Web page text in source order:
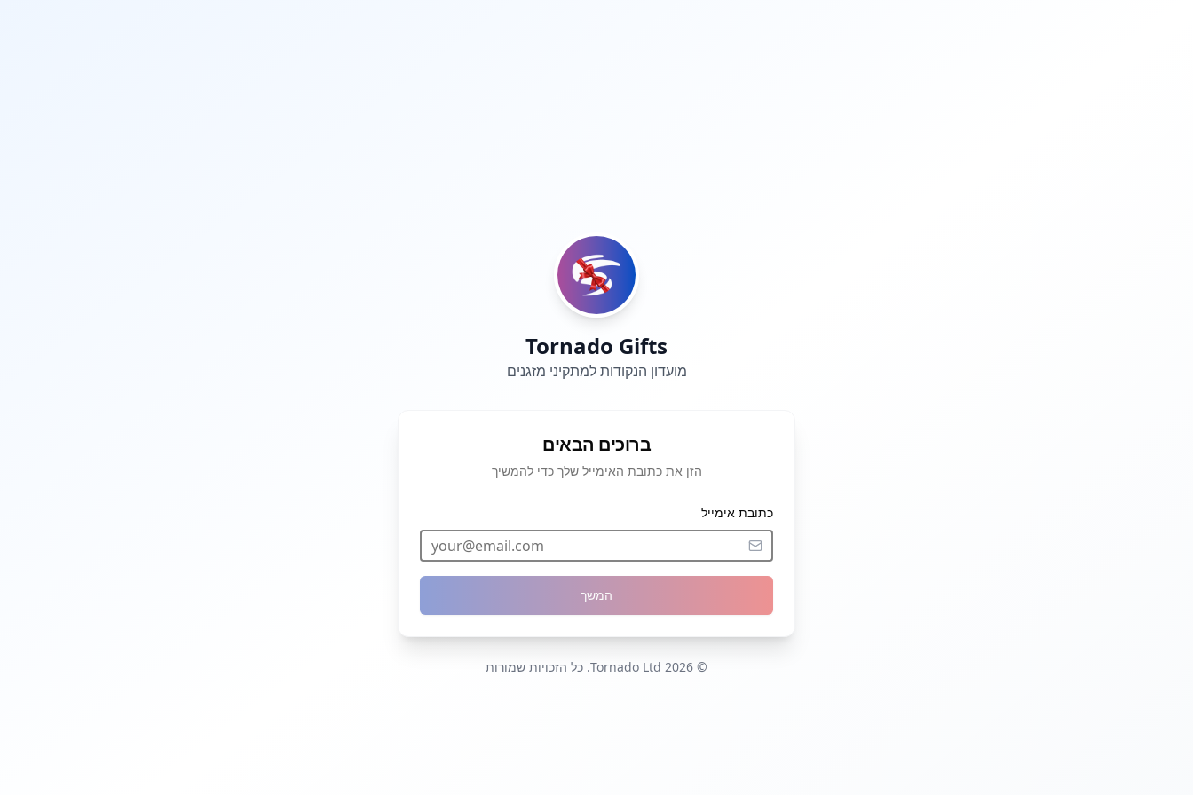
Tornado Gifts
מועדון הנקודות למתקיני מזגנים
ברוכים הבאים
הזן את כתובת האימייל שלך כדי להמשיך
כתובת אימייל
המשך
© 2026 Tornado Ltd. כל הזכויות שמורות